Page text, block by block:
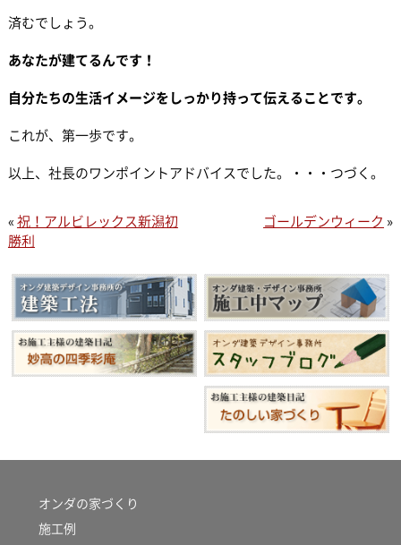
済むでしょう。
あなたが建てるんです！
自分たちの生活イメージをしっかり持って伝えることです。
これが、第一歩です。
以上、社長のワンポイントアドバイスでした。・・・つづく。
« 祝！アルビレックス新潟初
勝利
ゴールデンウィーク »
オンダの家づくり
施工例